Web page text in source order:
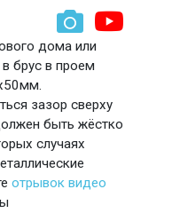
дома или
брус в проем
зазор сверху
быть жёстко
случаях
отрывок видео